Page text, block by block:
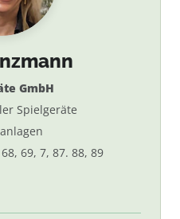
GmbH
Spielgeräte
69, 7, 87. 88, 89